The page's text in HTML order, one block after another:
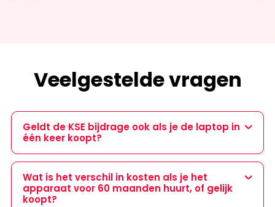
Veelgestelde vragen
Geldt de KSE bijdrage ook als je de laptop in
één keer koopt?
Wat is het verschil in kosten als je het
apparaat voor 60 maanden huurt, of gelijk
koopt?